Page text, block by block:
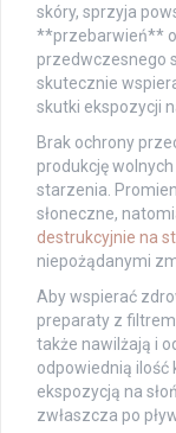
skóry, sprzyja
**przebarwień**
przedwczesnego
skutecznie
skutki ekspozycji
Brak ochrony
produkcję
starzenia.
słoneczne,
destrukcyjnie na
niepożądanymi
Aby wspierać
preparaty z
także nawilżają i
odpowiednią
ekspozycją na
zwłaszcza po